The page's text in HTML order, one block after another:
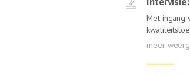
Met ingang
feedback,
een
Annemarie